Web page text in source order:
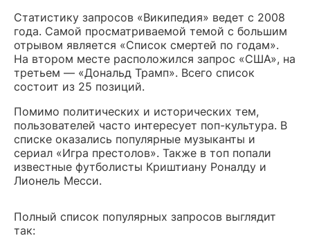
Статистику запросов «Википедия» ведет с 2008
года. Самой просматриваемой темой с большим
отрывом является «Список смертей по годам».
На втором месте расположился запрос «США», на
третьем — «Дональд Трамп». Всего список
состоит из 25 позиций.
Помимо политических и исторических тем,
пользователей часто интересует поп-культура. В
списке оказались популярные музыканты и
сериал «Игра престолов». Также в топ попали
известные футболисты Криштиану Роналду и
Лионель Месси.
Полный список популярных запросов выглядит
так: